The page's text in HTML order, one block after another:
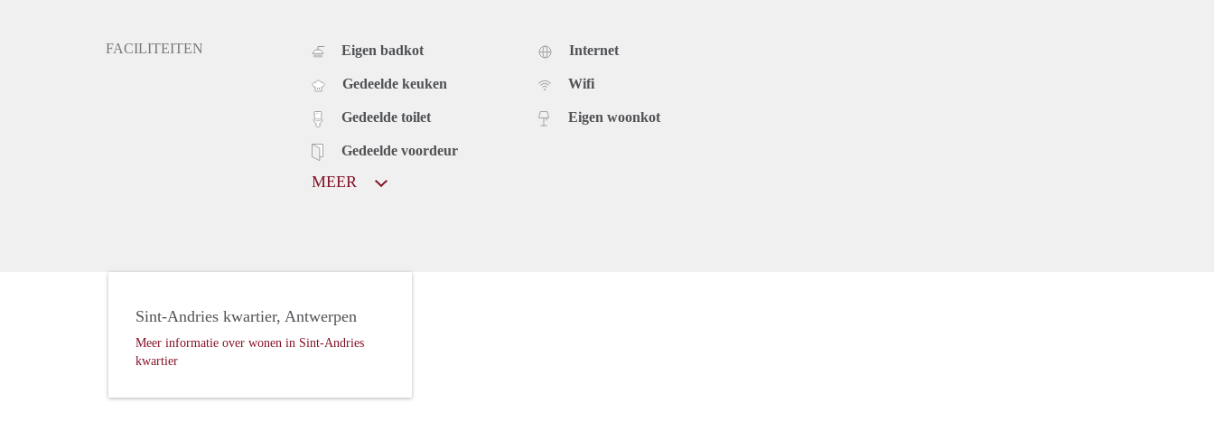
FACILITEITEN Eigen badkot
Gedeelde keuken
Gedeelde toilet
Gedeelde voordeur
Internet
Wifi
Eigen woonkot
MEER
Sint-Andries kwartier, Antwerpen
Meer informatie over wonen in Sint-Andries
kwartier